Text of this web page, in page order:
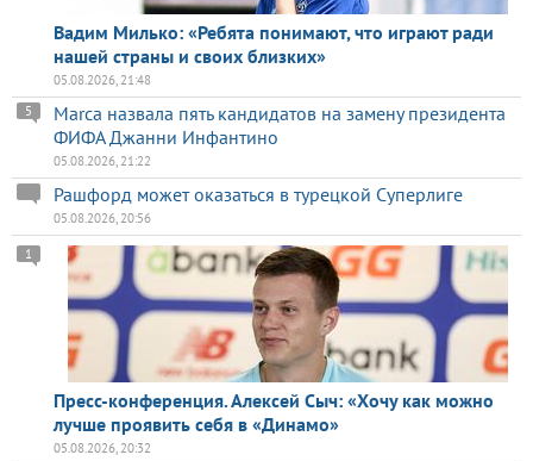
Вадим Милько: «Ребята понимают, что играют ради
нашей страны и своих близких»
05.08.2026, 21:48
Marca назвала пять кандидатов на замену президента
ФИФА Джанни Инфантино
5
05.08.2026, 21:22
Рашфорд может оказаться в турецкой Суперлиге
05.08.2026, 20:56
Пресс-конференция. Алексей Сыч: «Хочу как можно
лучше проявить себя в «Динамо»
1
05.08.2026, 20:32